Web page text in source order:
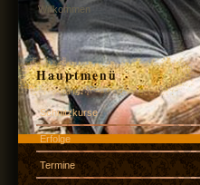
Willkommen
Hauptmenü
Schnitzkurse
Erfolge
Termine